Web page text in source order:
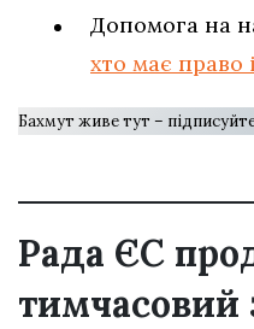
Допомога на
хто має право
Бахмут живе тут –
Рада ЄС
тимчасовий